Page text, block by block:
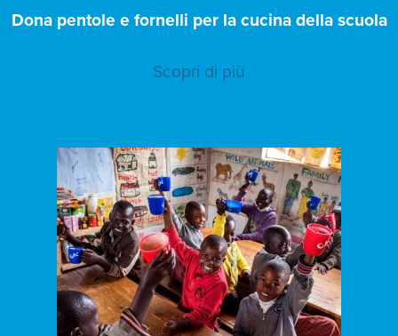
Dona pentole e fornelli per la cucina della scuola
Scopri di più